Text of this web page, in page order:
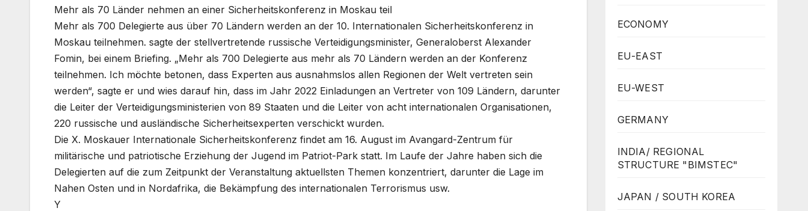
Mehr als 70 Länder nehmen an einer Sicherheitskonferenz in Moskau teil
Mehr als 700 Delegierte aus über 70 Ländern werden an der 10. Internationalen Sicherheitskonferenz in
Moskau teilnehmen. sagte der stellvertretende russische Verteidigungsminister, Generaloberst Alexander
Fomin, bei einem Briefing. „Mehr als 700 Delegierte aus mehr als 70 Ländern werden an der Konferenz
teilnehmen. Ich möchte betonen, dass Experten aus ausnahmslos allen Regionen der Welt vertreten sein
werden“, sagte er und wies darauf hin, dass im Jahr 2022 Einladungen an Vertreter von 109 Ländern, darunter
die Leiter der Verteidigungsministerien von 89 Staaten und die Leiter von acht internationalen Organisationen,
220 russische und ausländische Sicherheitsexperten verschickt wurden.
Die X. Moskauer Internationale Sicherheitskonferenz findet am 16. August im Avangard-Zentrum für
militärische und patriotische Erziehung der Jugend im Patriot-Park statt. Im Laufe der Jahre haben sich die
Delegierten auf die zum Zeitpunkt der Veranstaltung aktuellsten Themen konzentriert, darunter die Lage im
Nahen Osten und in Nordafrika, die Bekämpfung des internationalen Terrorismus usw.
Y
ECONOMY
EU-EAST
EU-WEST
GERMANY
INDIA/ REGIONAL
STRUCTURE "BIMSTEC"
JAPAN / SOUTH KOREA